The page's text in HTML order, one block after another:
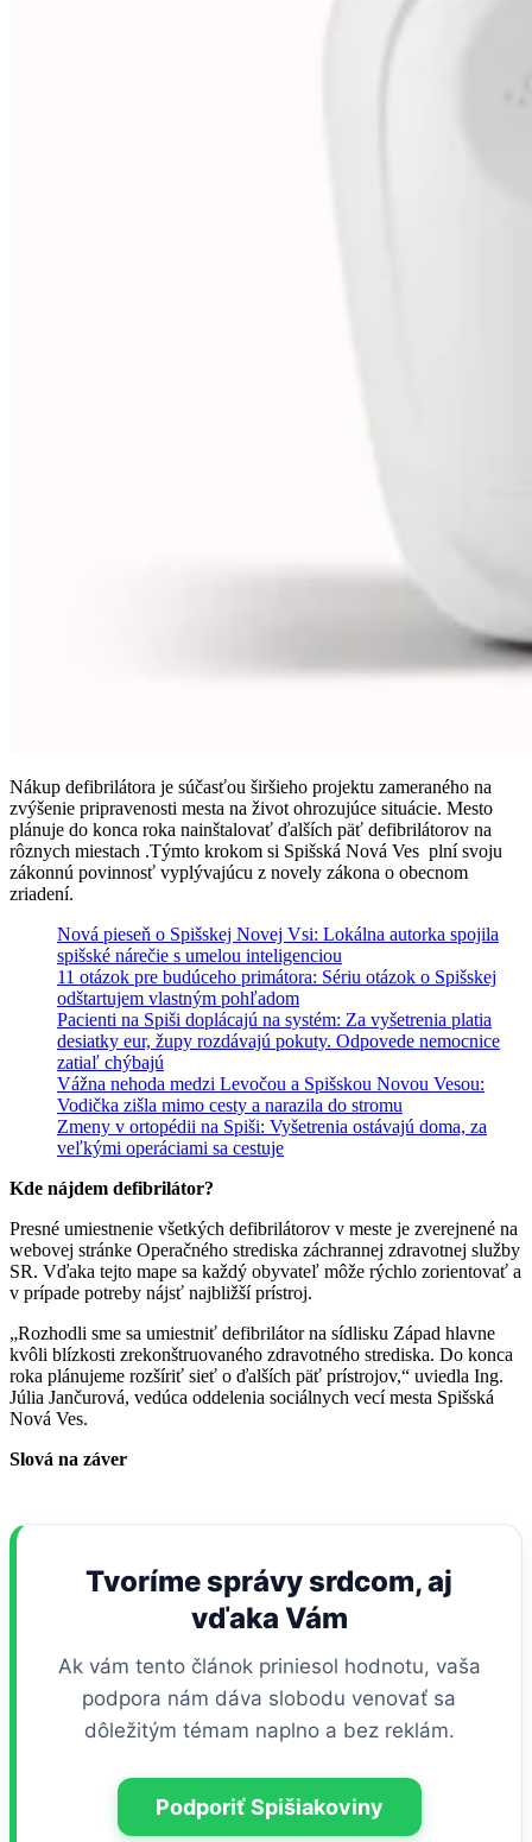
Nákup defibrilátora je súčasťou širšieho projektu zameraného na
zvýšenie pripravenosti mesta na život ohrozujúce situácie. Mesto
plánuje do konca roka nainštalovať ďalších päť defibrilátorov na
rôznych miestach .Týmto krokom si Spišská Nová Ves plní svoju
zákonnú povinnosť vyplývajúcu z novely zákona o obecnom
zriadení.
Nová pieseň o Spišskej Novej Vsi: Lokálna autorka spojila
spišské nárečie s umelou inteligenciou
11 otázok pre budúceho primátora: Sériu otázok o Spišskej
odštartujem vlastným pohľadom
Pacienti na Spiši doplácajú na systém: Za vyšetrenia platia
desiatky eur, župy rozdávajú pokuty. Odpovede nemocnice
zatiaľ chýbajú
Vážna nehoda medzi Levočou a Spišskou Novou Vesou:
Vodička zišla mimo cesty a narazila do stromu
Zmeny v ortopédii na Spiši: Vyšetrenia ostávajú doma, za
veľkými operáciami sa cestuje
Kde nájdem defibrilátor?
Presné umiestnenie všetkých defibrilátorov v meste je zverejnené na
webovej stránke Operačného strediska záchrannej zdravotnej služby
SR. Vďaka tejto mape sa každý obyvateľ môže rýchlo zorientovať a
v prípade potreby nájsť najbližší prístroj.
„Rozhodli sme sa umiestniť defibrilátor na sídlisku Západ hlavne
kvôli blízkosti zrekonštruovaného zdravotného strediska. Do konca
roka plánujeme rozšíriť sieť o ďalších päť prístrojov,“ uviedla Ing.
Júlia Jančurová, vedúca oddelenia sociálnych vecí mesta Spišská
Nová Ves.
Slová na záver
Tvoríme správy srdcom, aj
vďaka Vám
Ak vám tento článok priniesol hodnotu, vaša
podpora nám dáva slobodu venovať sa
dôležitým témam naplno a bez reklám.
Podporiť Spišiakoviny